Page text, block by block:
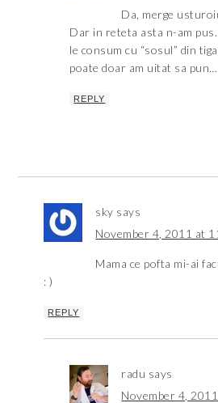
Da, merge
Dar in reteta asta n-am
le consum cu “sosul” din
poate doar am uitat sa pun…
REPLY
sky says
November 4, 2011 at
Mama ce pofta mi-ai
: )
REPLY
radu says
November 4,